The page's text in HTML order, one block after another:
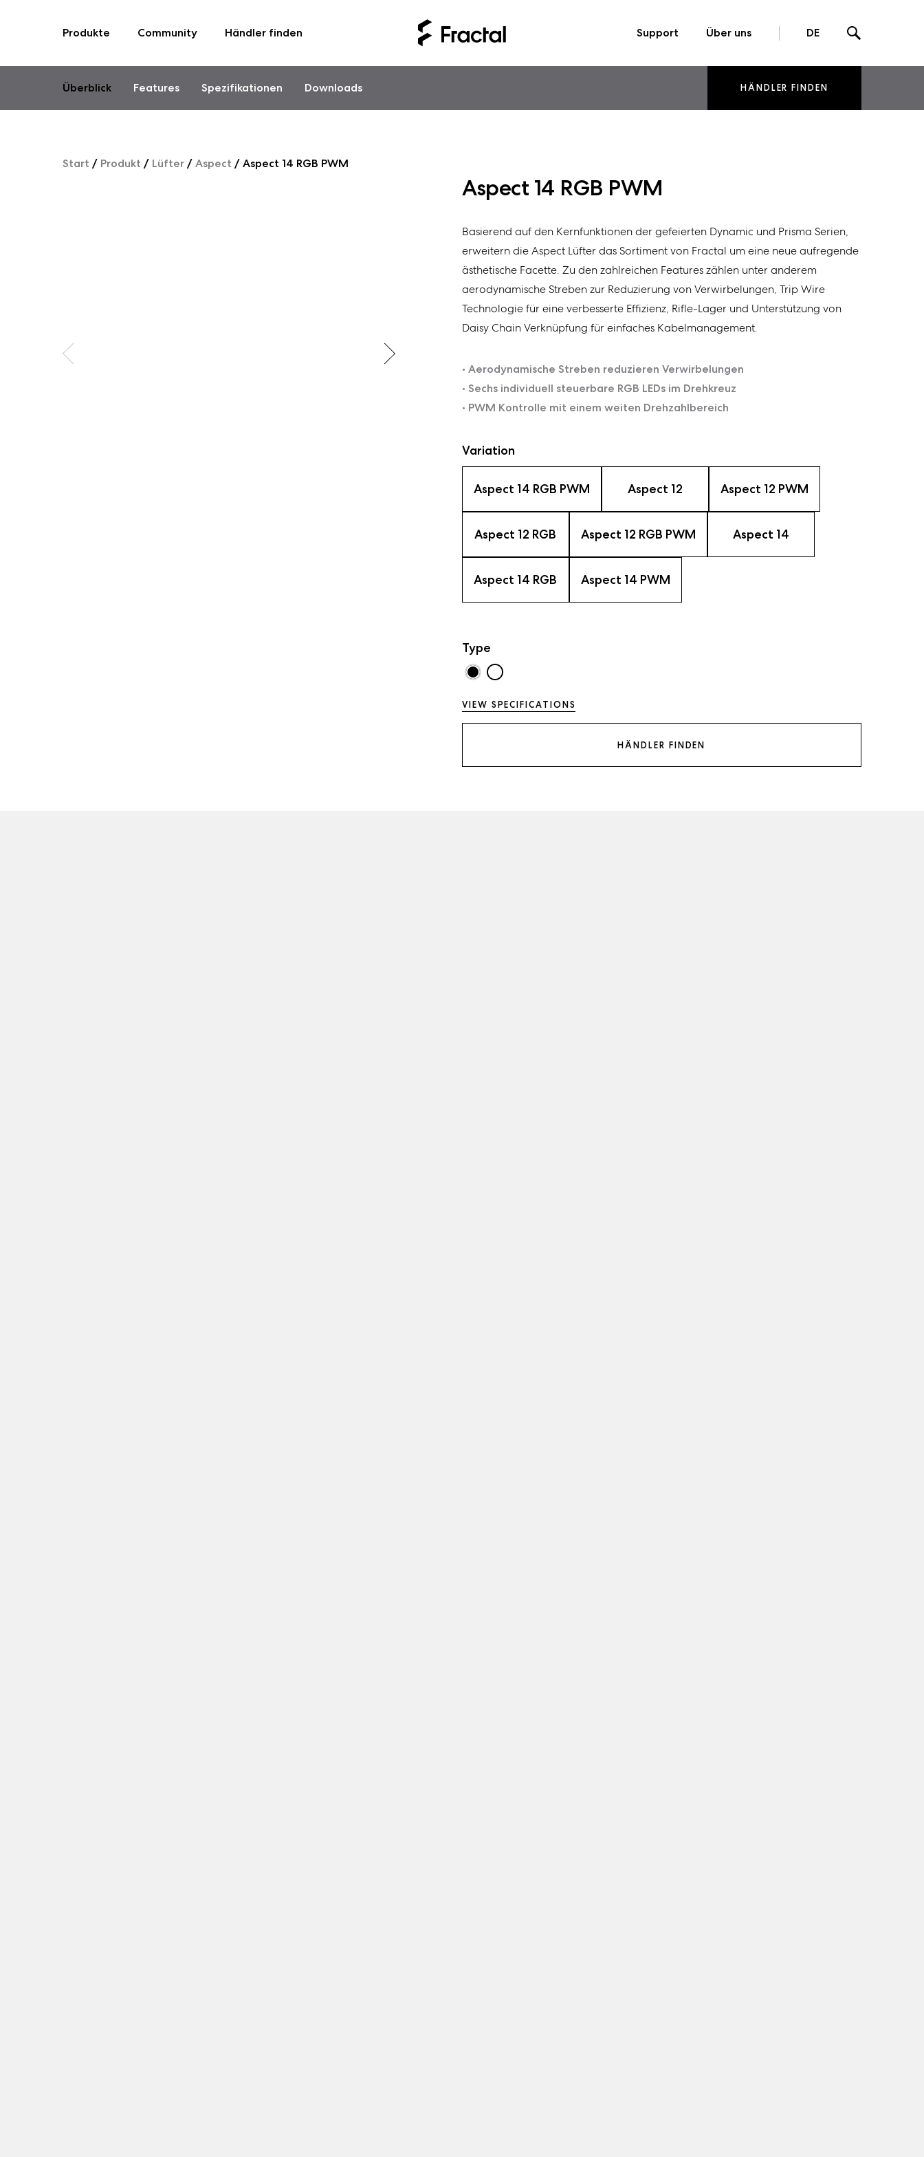
Produkte Community Händler finden Support Über uns DE
Überblick
Features Spezifikationen Downloads HÄNDLER FINDEN
Start / Produkt / Lüfter/Aspect /Aspect 14 RGB PWM
Aspect 14 RGB PWM
Basierend auf den Kernfunktionen der gefeierten Dynamic und Prisma Serien,
erweitern die Aspect Lüfter das Sortiment von Fractal um eine neue aufregende
ästhetische Facette. Zu den zahlreichen Features zählen unter anderem
aerodynamische Streben zur Reduzierung von Verwirbelungen, Trip Wire
Technologie für eine verbesserte Effizienz, Rifle-Lager und Unterstützung von
Daisy Chain Verknüpfung für einfaches Kabelmanagement.
• Aerodynamische Streben reduzieren Verwirbelungen
• Sechs individuell steuerbare RGB LEDs im Drehkreuz
• PWM Kontrolle mit einem weiten Drehzahlbereich
Variation
Aspect 14 RGB PWM Aspect 12 Aspect 12 PWM
Aspect 12 RGB Aspect 12 RGB PWM Aspect 14
Aspect 14 RGB Aspect 14 PWM
Type
VIEW SPECIFICATIONS
HÄNDLER FINDEN